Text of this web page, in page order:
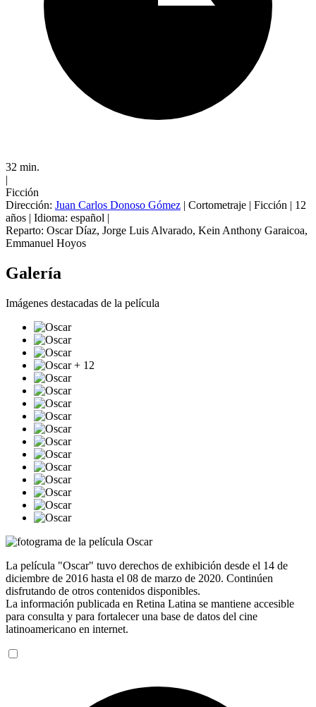
32 min.
|
Ficción
Dirección: Juan Carlos Donoso Gómez | Cortometraje | Ficción | 12
años | Idioma: español |
Reparto: Oscar Díaz, Jorge Luis Alvarado, Kein Anthony Garaicoa,
Emmanuel Hoyos
Galería
Imágenes destacadas de la película
+ 12
La película "Oscar" tuvo derechos de exhibición desde el 14 de
diciembre de 2016 hasta el 08 de marzo de 2020. Continúen
disfrutando de otros contenidos disponibles.
La información publicada en Retina Latina se mantiene accesible
para consulta y para fortalecer una base de datos del cine
latinoamericano en internet.